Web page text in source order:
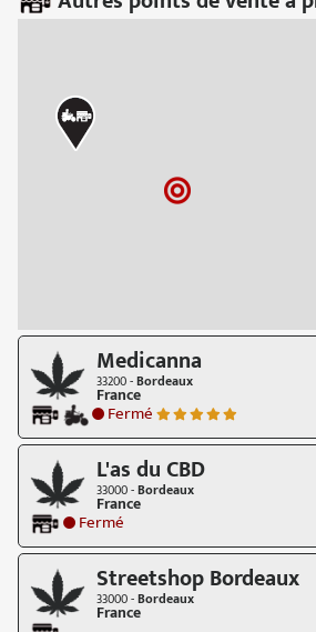
Medicanna
33200 -Bordeaux
France
Fermé
L'as du CBD
33000 -Bordeaux
France
Fermé
Streetshop Bordeaux
33000 -Bordeaux
France